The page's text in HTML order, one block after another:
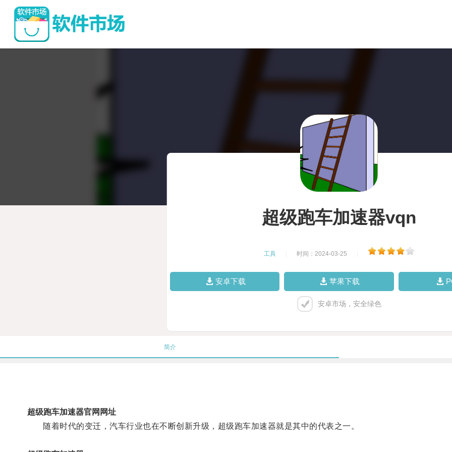
超级跑车加速器vqn
工具 时间：2024-03-25
安卓下载 苹果下载
安卓市场，安全绿色
简介
超级跑车加速器官网网址
随着时代的变迁，汽车行业也在不断创新升级，超级跑车加速器就是其中的代表之一。